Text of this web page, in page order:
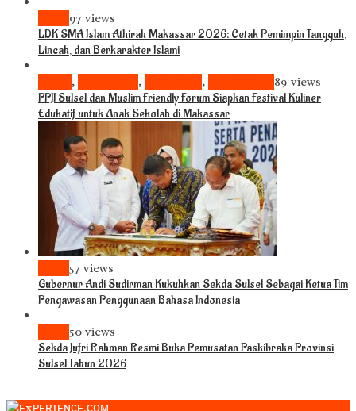
97 views
LDK SMA Islam Athirah Makassar 2026: Cetak Pemimpin Tangguh,
Lincah, dan Berkarakter Islami
, , , 89 views
PPJI Sulsel dan Muslim Friendly Forum Siapkan Festival Kuliner
Edukatif untuk Anak Sekolah di Makassar
57 views
Gubernur Andi Sudirman Kukuhkan Sekda Sulsel Sebagai Ketua Tim
Pengawasan Penggunaan Bahasa Indonesia
50 views
Sekda Jufri Rahman Resmi Buka Pemusatan Paskibraka Provinsi
Sulsel Tahun 2026